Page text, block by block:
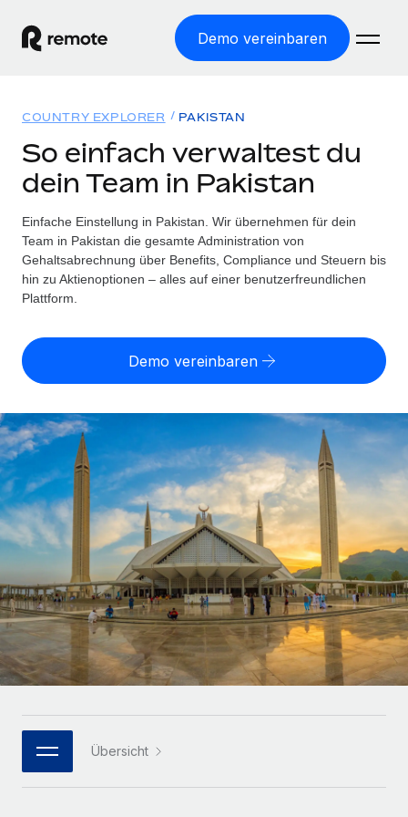
Demo vereinbaren
WELTWEITE BESCHÄFTIGUNG
Globale Payroll
Einfache, rechtssicher Payroll
Employer of Record
Weltweites Wachstum ohne Kosten für Niederlassungen
Contractor of Record
Rechtssichere, weltweite Arbeit mit Freelancer:innen
Globales Onboarding und Verwalten von
Freelancer:innen
PEO
Auslagern von komplexen HR-Aufgaben
INFRASTRUKTUR
Remote Embedded
Nahtlose Integration der HR in bestehende Abläufe
Plattform
Integrierte HR-Kernfunktionen für dein Team
MCP
Integrationen
Lösungen
WELTWEITE ABDECKUNG
Country Explorer
Länderspezifische Unterstützung bei der Einstellung
Einfache Einstellung in allen US-Bundesstaaten
WACHSTUMSPHASE
Startups
Agile HR- und Payroll-Lösungen für wachsende
Unternehmen
Mittelstand
Maßgeschneiderte HR-Lösungen, um Teams zu
vergrößern
Enterprise
Globale HR für Konzerne und Großunternehmen
PARTNER WERDEN
Flexible Einbettung von Global-HR-Funktionen in deine
Ressourcen
TOOLS UND RECHNER
Scheinselbstständigkeitsrisiko berechnen
Personalkostenrechner
Gesamtbeschäftigungskosten
Honorarzahlungen berechnen
Informationen zu möglichen Währungen und
Abwicklungsfristen für globale Freelancer:innen
LERNEN MIT REMOTE
Forschung und Leitfäden
Fallstudien
HR-Glossar
Bibliothek für Stellenbeschreibungen
Webinare
Preise
Nederlands
Français
Deutsch
Español
Italiano
Português (Portugal)
한국어
Anmelden
COUNTRY EXPLORER PAKISTAN
So einfach verwaltest du
dein Team in Pakistan
Einfache Einstellung in Pakistan. Wir übernehmen für dein
Team in Pakistan die gesamte Administration von
Gehaltsabrechnung über Benefits, Compliance und Steuern bis
hin zu Aktienoptionen – alles auf einer benutzerfreundlichen
Plattform.
Demo vereinbaren
Übersicht